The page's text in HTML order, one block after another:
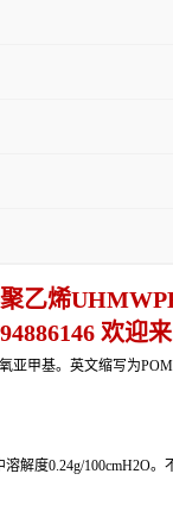
乙烯
欢迎
亚甲基。英文缩写为
度0.24g/100cmH2O。